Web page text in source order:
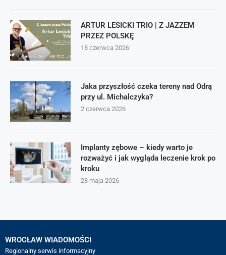
ARTUR LESICKI TRIO | Z JAZZEM
PRZEZ POLSKĘ
18 czerwca 2026
Jaka przyszłość czeka tereny nad Odrą
przy ul. Michalczyka?
2 czerwca 2026
Implanty zębowe – kiedy warto je
rozważyć i jak wygląda leczenie krok po
kroku
28 maja 2026
WROCŁAW WIADOMOŚCI
Regionalny serwis informacyjny